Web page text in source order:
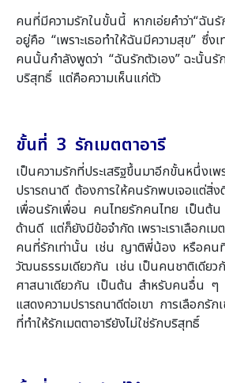
คนที่มีความรักในขั้นนี้ หากเอ่ยคำว่า“ฉันรั
อยู่คือ “เพราะเธอทำให้ฉันมีความสุข” ซึ่ง
คนนั้นกำลังพูดว่า “ฉันรักตัวเอง” ฉะนั้นรั
บริสุทธิ์ แต่คือความเห็นแก่ตัว
ขั้นที่ 3 รักเมตตาอารี
เป็นความรักที่ประเสริฐขึ้นมาอีกขั้นหนึ่งเพ
ปรารถนาดี ต้องการให้คนรักพบเจอแต่
เพื่อนรักเพื่อน คนไทยรักคนไทย เป็นต้น
ด้านดี แต่ก็ยังมีข้อจำกัด เพราะเราเลือกเม
คนที่รักเท่านั้น เช่น ญาติพี่น้อง หรือคนที่
วัฒนธรรมเดียวกัน เช่น เป็นคนชาติเดียว
ศาสนาเดียวกัน เป็นต้น สำหรับคนอื่น ๆ
แสดงความปรารถนาดีต่อเขา การเลือกรั
ที่ทำให้รักเมตตาอารียังไม่ใช่รักบริสุทธิ์